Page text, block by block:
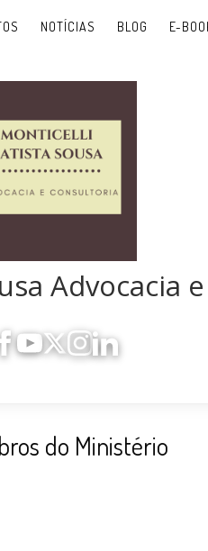
NOTÍCIAS BLOG E-
Advocacia
do Ministério